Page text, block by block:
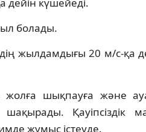
дейін күшейеді.
болады.
жылдамдығы 20 м/с-қа
жолға шықпауға және
Қауіпсіздік
жұмыс істеуде.